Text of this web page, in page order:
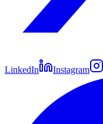
LinkedIn Instagram